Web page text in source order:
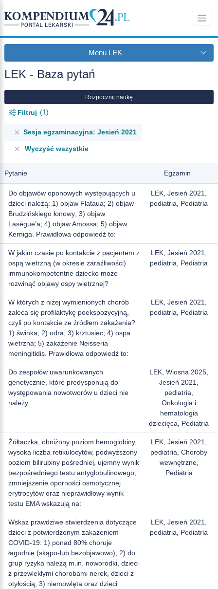
Menu LEK
LEK - Baza pytań
Filtruj 1
Rozpocznij naukę
Sesja egzaminacyjna: Jesień 2021
Wyczyść wszystkie
Pytanie Egzamin
Do objawów oponowych występujących u
dzieci należą: 1) objaw Flataua; 2) objaw
Brudzińskiego łonowy; 3) objaw
Lasègue’a; 4) objaw Amossa; 5) objaw
Kerniga. Prawidłowa odpowiedź to:
LEK, Jesień 2021,
pediatria, Pediatria
W jakim czasie po kontakcie z pacjentem z
ospą wietrzną (w okresie zaraźliwości)
immunokompetentne dziecko może
rozwinąć objawy ospy wietrznej?
LEK, Jesień 2021,
pediatria, Pediatria
W których z niżej wymienionych chorób
zaleca się profilaktykę poekspozycyjną,
czyli po kontakcie ze źródłem zakażenia?
1) świnka; 2) odra; 3) krztusiec; 4) ospa
wietrzna; 5) zakażenie Neisseria
meningitidis. Prawidłowa odpowiedź to:
LEK, Jesień 2021,
pediatria, Pediatria
Do zespołów uwarunkowanych
genetycznie, które predysponują do
występowania nowotworów u dzieci nie
należy:
LEK, Wiosna 2025,
Jesień 2021,
pediatria,
Onkologia i
hematologia
dziecięca, Pediatria
Żółtaczka, obniżony poziom hemoglobiny,
wysoka liczba retikulocytów, podwyższony
poziom bilirubiny pośredniej, ujemny wynik
bezpośredniego testu antyglobulinowego,
zmniejszenie oporności osmotycznej
erytrocytów oraz nieprawidłowy wynik
testu EMA wskazują na:
LEK, Jesień 2021,
pediatria, Choroby
wewnętrzne,
Pediatria
Wskaż prawdziwe stwierdzenia dotyczące
dzieci z potwierdzonym zakażeniem
COVID-19: 1) ponad 80% choruje
łagodnie (skąpo-lub bezobjawowo); 2) do
grup ryzyka należą m.in. noworodki, dzieci
z przewlekłymi chorobami nerek, dzieci z
otyłością; 3) niemowlęta oraz dzieci
LEK, Jesień 2021,
pediatria, Pediatria